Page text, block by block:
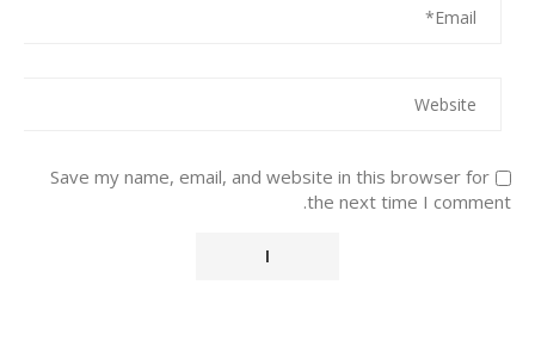
Save my name, email, and website in this browser for
the next time I comment.